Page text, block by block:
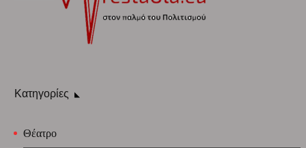
Κατηγορίες
Θέατρο